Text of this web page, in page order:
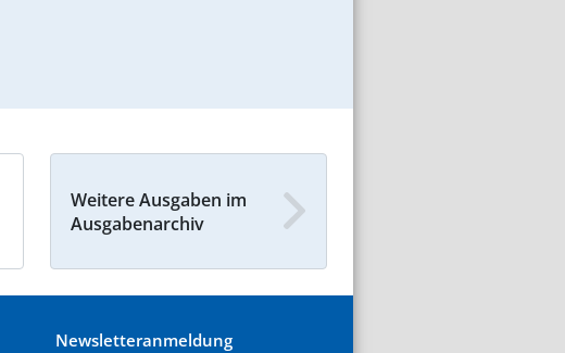
Weitere Ausgaben im
Ausgabenarchiv
Newsletteranmeldung